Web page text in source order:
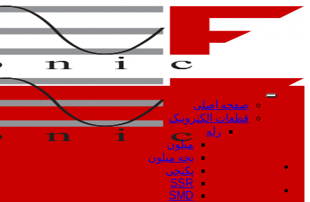
Skip
صفحه اصلی
قطعات الکترونیک
رله
میلون
بچه میلون
پکیجی
SSR
SMD